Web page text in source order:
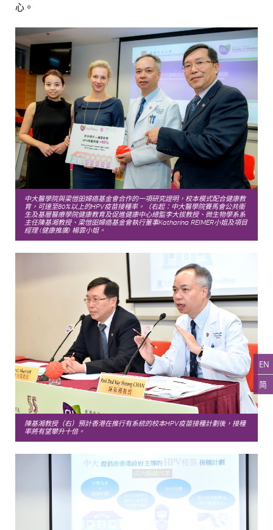
EN
简
心。
中大醫學院與梁愷昍婦癌基金會合作的一項研究證明，校本模式配合健康教
育，可達至80%以上的HPV疫苗接種率。（右起：中大醫學院賽馬會公共衞
生及基層醫療學院健康教育及促進健康中心總監李大拔教授、微生物學系系
主任陳基湘教授、梁愷昍婦癌基金會執行董事Katharina REIMER小姐及項目
經理 (健康推廣) 楊霏小姐。
陳基湘教授（右）預計香港在推行有系統的校本HPV疫苗接種計劃後，接種
率將有望攀升十倍。